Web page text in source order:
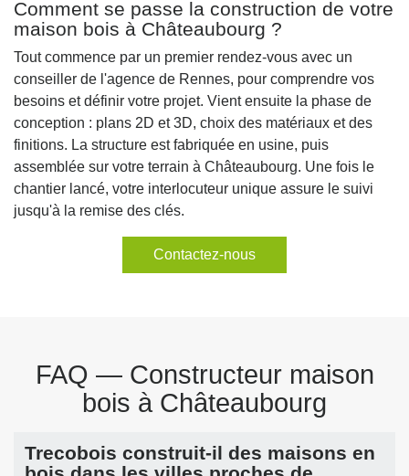
Comment se passe la construction de votre
maison bois à Châteaubourg ?
Tout commence par un premier rendez-vous avec un
conseiller de l'agence de Rennes, pour comprendre vos
besoins et définir votre projet. Vient ensuite la phase de
conception : plans 2D et 3D, choix des matériaux et des
finitions. La structure est fabriquée en usine, puis
assemblée sur votre terrain à Châteaubourg. Une fois le
chantier lancé, votre interlocuteur unique assure le suivi
jusqu'à la remise des clés.
Contactez-nous
FAQ — Constructeur maison
bois à Châteaubourg
Trecobois construit-il des maisons en